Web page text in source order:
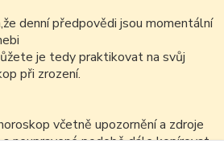
denní předpovědi jsou momentální
je tedy praktikovat na svůj
při zrození.
včetně upozornění a zdroje
neupravené podobě dále kopírovat